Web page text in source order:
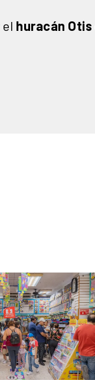
huracán Otis